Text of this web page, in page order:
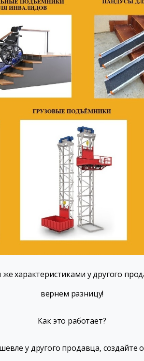
характеристиками у другого
вернем разницу!
Как это работает?
у другого продавца, создайте